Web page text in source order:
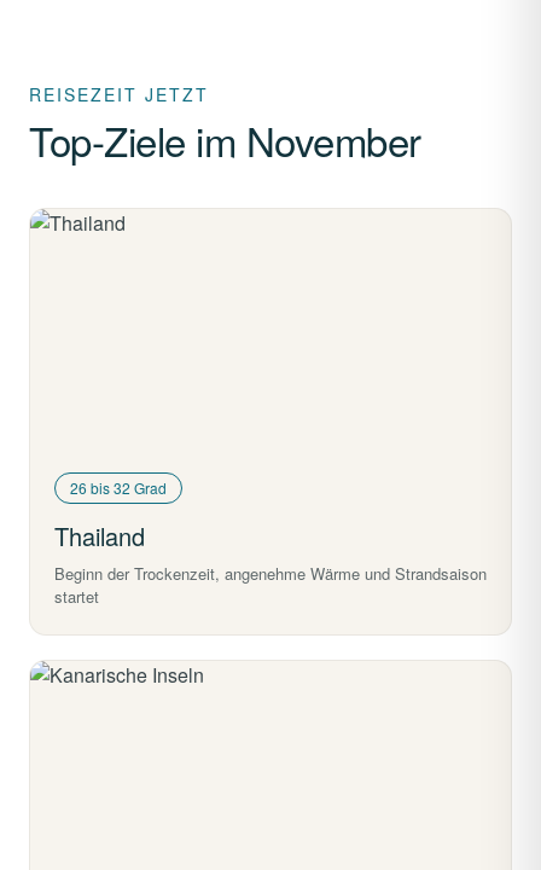
REISEZEIT JETZT
Top-Ziele im November
26 bis 32 Grad
Thailand
Beginn der Trockenzeit, angenehme Wärme und Strandsaison
startet